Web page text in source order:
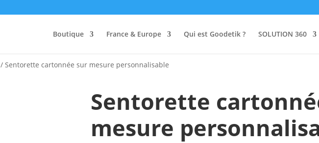
Boutique France & Europe Qui est Goodetik ? SOLUTION 360
/ Sentorette cartonnée sur mesure personnalisable
Sentorette
mesure